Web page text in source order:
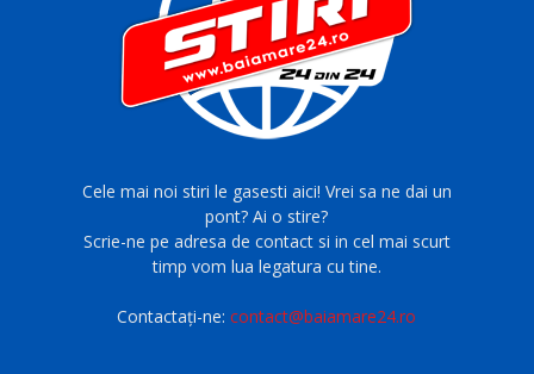
Cele mai noi stiri le gasesti aici! Vrei sa ne dai un
pont? Ai o stire?
Scrie-ne pe adresa de contact si in cel mai scurt
timp vom lua legatura cu tine.
Contactați-ne:contact@baiamare24.ro